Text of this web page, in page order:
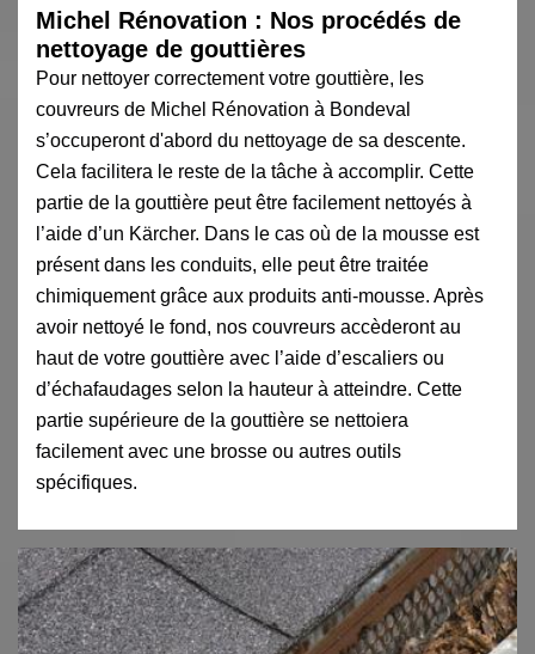
Michel Rénovation : Nos procédés de
nettoyage de gouttières
Pour nettoyer correctement votre gouttière, les
couvreurs de Michel Rénovation à Bondeval
s’occuperont d'abord du nettoyage de sa descente.
Cela facilitera le reste de la tâche à accomplir. Cette
partie de la gouttière peut être facilement nettoyés à
l’aide d’un Kärcher. Dans le cas où de la mousse est
présent dans les conduits, elle peut être traitée
chimiquement grâce aux produits anti-mousse. Après
avoir nettoyé le fond, nos couvreurs accèderont au
haut de votre gouttière avec l’aide d’escaliers ou
d’échafaudages selon la hauteur à atteindre. Cette
partie supérieure de la gouttière se nettoiera
facilement avec une brosse ou autres outils
spécifiques.